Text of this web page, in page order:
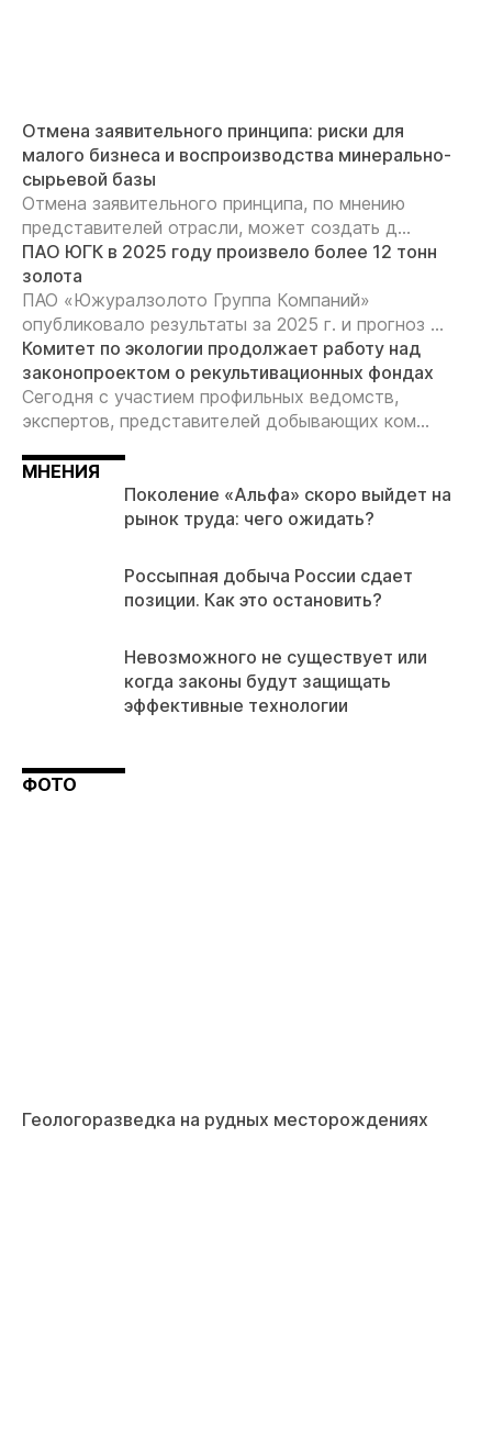
Отмена заявительного принципа: риски для
малого бизнеса и воспроизводства минерально-
сырьевой базы
Отмена заявительного принципа, по мнению
представителей отрасли, может создать д...
ПАО ЮГК в 2025 году произвело более 12 тонн
золота
ПАО «Южуралзолото Группа Компаний»
опубликовало результаты за 2025 г. и прогноз ...
Комитет по экологии продолжает работу над
законопроектом о рекультивационных фондах
Сегодня с участием профильных ведомств,
экспертов, представителей добывающих ком...
МНЕНИЯ
Поколение «Альфа» скоро выйдет на
рынок труда: чего ожидать?
Россыпная добыча России сдает
позиции. Как это остановить?
Невозможного не существует или
когда законы будут защищать
эффективные технологии
ФОТО
Геологоразведка на рудных месторождениях